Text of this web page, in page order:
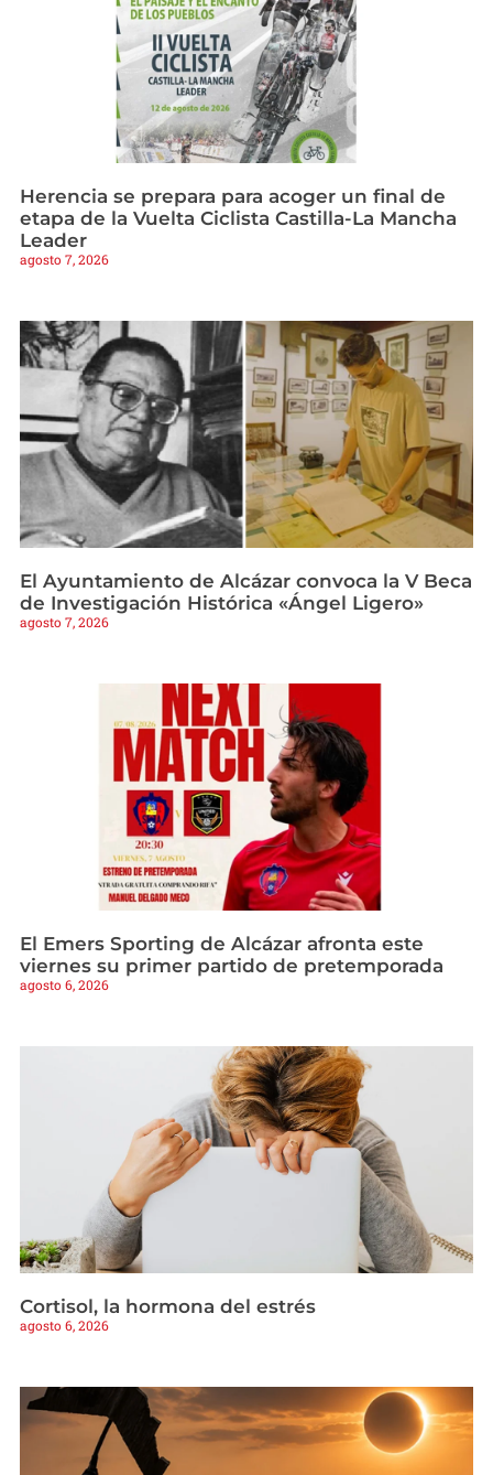
Herencia se prepara para acoger un final de
etapa de la Vuelta Ciclista Castilla-La Mancha
Leader
agosto 7, 2026
El Ayuntamiento de Alcázar convoca la V Beca
de Investigación Histórica «Ángel Ligero»
agosto 7, 2026
El Emers Sporting de Alcázar afronta este
viernes su primer partido de pretemporada
agosto 6, 2026
Cortisol, la hormona del estrés
agosto 6, 2026